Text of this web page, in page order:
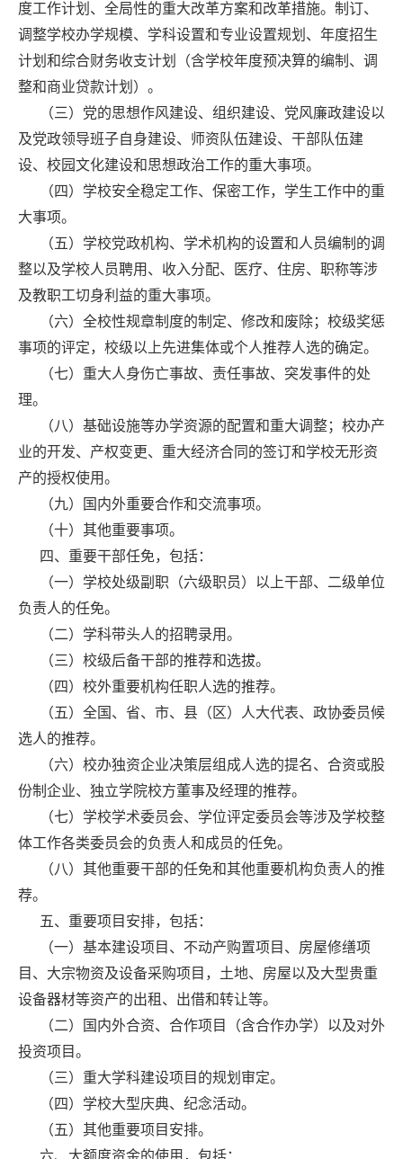
度工作计划、全局性的重大改革方案和改革措施。制订、
调整学校办学规模、学科设置和专业设置规划、年度招生
计划和综合财务收支计划（含学校年度预决算的编制、调
整和商业贷款计划）。
（三）党的思想作风建设、组织建设、党风廉政建设以
及党政领导班子自身建设、师资队伍建设、干部队伍建
设、校园文化建设和思想政治工作的重大事项。
（四）学校安全稳定工作、保密工作，学生工作中的重
大事项。
（五）学校党政机构、学术机构的设置和人员编制的调
整以及学校人员聘用、收入分配、医疗、住房、职称等涉
及教职工切身利益的重大事项。
（六）全校性规章制度的制定、修改和废除；校级奖惩
事项的评定，校级以上先进集体或个人推荐人选的确定。
（七）重大人身伤亡事故、责任事故、突发事件的处
理。
（八）基础设施等办学资源的配置和重大调整；校办产
业的开发、产权变更、重大经济合同的签订和学校无形资
产的授权使用。
（九）国内外重要合作和交流事项。
（十）其他重要事项。
四、重要干部任免，包括：
（一）学校处级副职（六级职员）以上干部、二级单位
负责人的任免。
（二）学科带头人的招聘录用。
（三）校级后备干部的推荐和选拔。
（四）校外重要机构任职人选的推荐。
（五）全国、省、市、县（区）人大代表、政协委员候
选人的推荐。
（六）校办独资企业决策层组成人选的提名、合资或股
份制企业、独立学院校方董事及经理的推荐。
（七）学校学术委员会、学位评定委员会等涉及学校整
体工作各类委员会的负责人和成员的任免。
（八）其他重要干部的任免和其他重要机构负责人的推
荐。
五、重要项目安排，包括：
（一）基本建设项目、不动产购置项目、房屋修缮项
目、大宗物资及设备采购项目，土地、房屋以及大型贵重
设备器材等资产的出租、出借和转让等。
（二）国内外合资、合作项目（含合作办学）以及对外
投资项目。
（三）重大学科建设项目的规划审定。
（四）学校大型庆典、纪念活动。
（五）其他重要项目安排。